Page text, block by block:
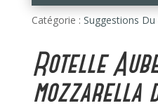
Catégorie : Suggestions Du
Rotelle
mozzarella